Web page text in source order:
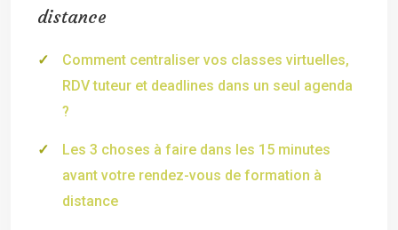
distance
Comment centraliser vos classes virtuelles,
RDV tuteur et deadlines dans un seul agenda
?
Les 3 choses à faire dans les 15 minutes
avant votre rendez-vous de formation à
distance